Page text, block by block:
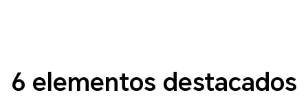
6 elementos destacados